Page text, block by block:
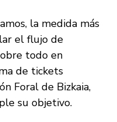
la medida más
el flujo de
todo en
de tickets
Foral de Bizkaia,
su objetivo.